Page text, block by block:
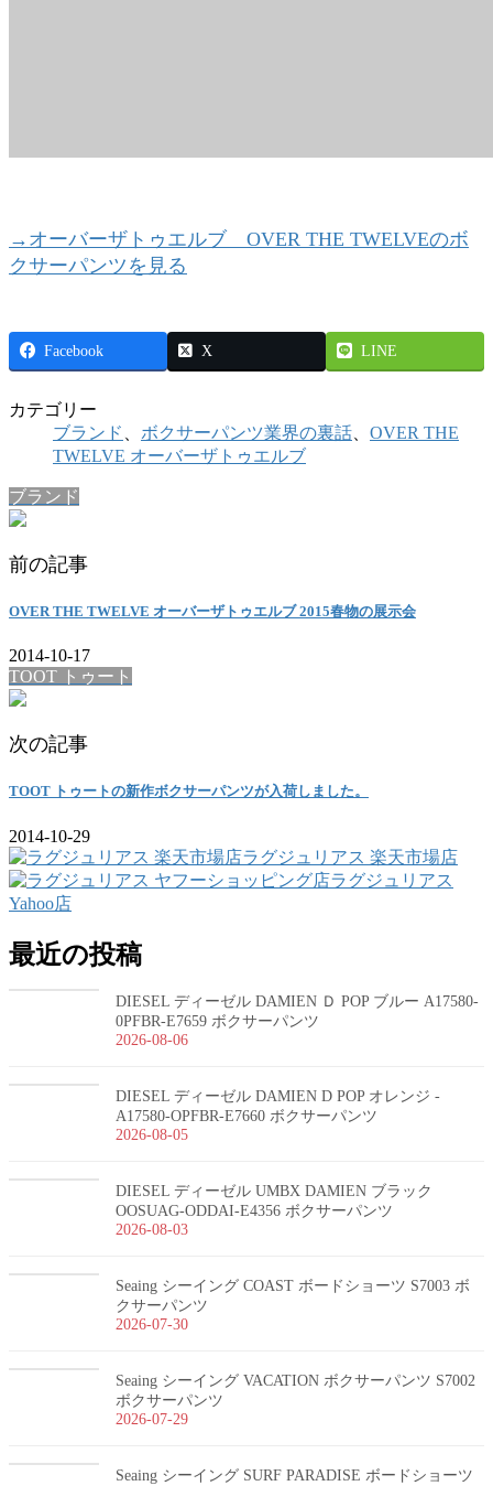
→オーバーザトゥエルブ OVER THE TWELVEのボ
クサーパンツを見る
Facebook X LINE
カテゴリー
ブランド
ボクサーパンツ業界の裏話
OVER THE
TWELVE オーバーザトゥエルブ
ブランド
前の記事
OVER THE TWELVE オーバーザトゥエルブ 2015春物の展示会
2014-10-17
TOOT トゥート
次の記事
TOOT トゥートの新作ボクサーパンツが入荷しました。
2014-10-29
ラグジュリアス 楽天市場店
ラグジュリアス
Yahoo店
最近の投稿
DIESEL ディーゼル DAMIEN Ｄ POP ブルー A17580-
0PFBR-E7659 ボクサーパンツ
2026-08-06
DIESEL ディーゼル DAMIEN D POP オレンジ -
A17580-OPFBR-E7660 ボクサーパンツ
2026-08-05
DIESEL ディーゼル UMBX DAMIEN ブラック
OOSUAG-ODDAI-E4356 ボクサーパンツ
2026-08-03
Seaing シーイング COAST ボードショーツ S7003 ボ
クサーパンツ
2026-07-30
Seaing シーイング VACATION ボクサーパンツ S7002
ボクサーパンツ
2026-07-29
Seaing シーイング SURF PARADISE ボードショーツ